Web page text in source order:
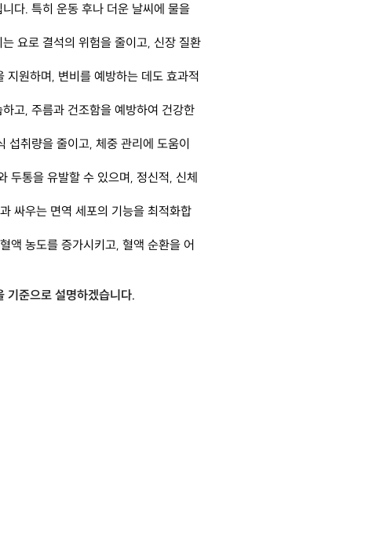
다. 특히 운동 후나 더운 날씨에 물을
요로 결석의 위험을 줄이고, 신장 질환
원하며, 변비를 예방하는 데도 효과적
고, 주름과 건조함을 예방하여 건강한
섭취량을 줄이고, 체중 관리에 도움이
두통을 유발할 수 있으며, 정신적, 신체
싸우는 면역 세포의 기능을 최적화합
액 농도를 증가시키고, 혈액 순환을 어
기준으로 설명하겠습니다.